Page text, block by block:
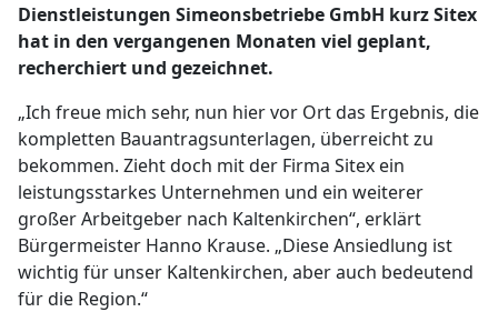
Dienstleistungen Simeonsbetriebe GmbH kurz Sitex
hat in den vergangenen Monaten viel geplant,
recherchiert und gezeichnet.
„Ich freue mich sehr, nun hier vor Ort das Ergebnis, die
kompletten Bauantragsunterlagen, überreicht zu
bekommen. Zieht doch mit der Firma Sitex ein
leistungsstarkes Unternehmen und ein weiterer
großer Arbeitgeber nach Kaltenkirchen“, erklärt
Bürgermeister Hanno Krause. „Diese Ansiedlung ist
wichtig für unser Kaltenkirchen, aber auch bedeutend
für die Region.“